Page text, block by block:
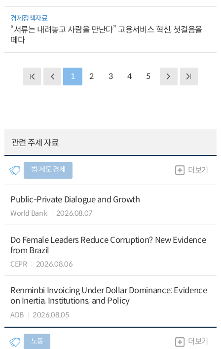
경제정책자료
“서류는 내려놓고 사람을 만난다” 고용서비스 혁신, 첫걸음을
떼다
1 2 3 4 5
관련 주제 자료
법∙제도 경제 더보기
Public-Private Dialogue and Growth
World Bank 2026.08.07
Do Female Leaders Reduce Corruption? New Evidence
from Brazil
CEPR 2026.08.06
Renminbi Invoicing Under Dollar Dominance: Evidence
on Inertia, Institutions, and Policy
ADB 2026.08.05
노동 더보기